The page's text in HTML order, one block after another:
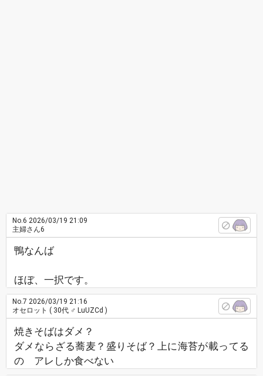
No.6 2026/03/19 21:09
主婦さん6
鴨なんば
ほぼ、一択です。
No.7 2026/03/19 21:16
オセロット ( 30代 ♂ LuUZCd )
焼きそばはダメ？
ダメならざる蕎麦？盛りそば？上に海苔が載ってる
の アレしか食べない